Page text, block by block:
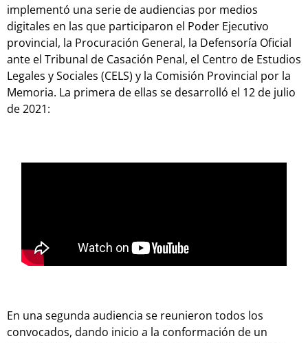
implementó una serie de audiencias por medios
digitales en las que participaron el Poder Ejecutivo
provincial, la Procuración General, la Defensoría Oficial
ante el Tribunal de Casación Penal, el Centro de Estudios
Legales y Sociales (CELS) y la Comisión Provincial por la
Memoria. La primera de ellas se desarrolló el 12 de julio
de 2021:
En una segunda audiencia se reunieron todos los
convocados, dando inicio a la conformación de un